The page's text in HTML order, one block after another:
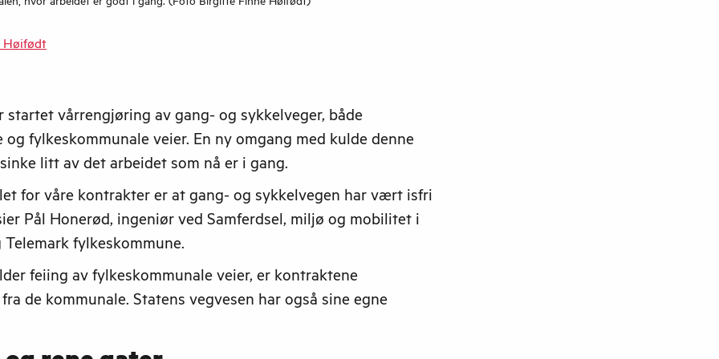
hvor arbeidet er godt i gang. (Foto Birgitte Finne Høifødt)
Høifødt
startet vårrengjøring av gang- og sykkelveger, både
og fylkeskommunale veier. En ny omgang med kulde denne
litt av det arbeidet som nå er i gang.
for våre kontrakter er at gang- og sykkelvegen har vært isfri
Pål Honerød, ingeniør ved Samferdsel, miljø og mobilitet i
fylkeskommune.
feiing av fylkeskommunale veier, er kontraktene
de kommunale. Statens vegvesen har også sine egne